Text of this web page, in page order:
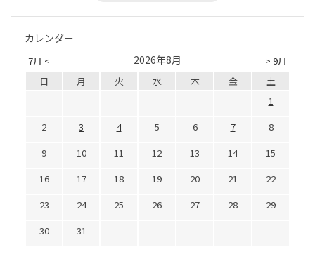
カレンダー
7月 < > 9月
2026年8月
日 月 火 水 木 金
土
1
2
3 4 5 6 7
8
9
10 11 12 13 14
15
16
17 18 19 20 21
22
23
24 25 26 27 28
29
30
31